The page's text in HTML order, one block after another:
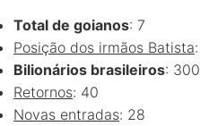
Total de goianos: 7
Posição dos irmãos Batista
Bilionários brasileiros: 300
Retornos: 40
Novas entradas: 28